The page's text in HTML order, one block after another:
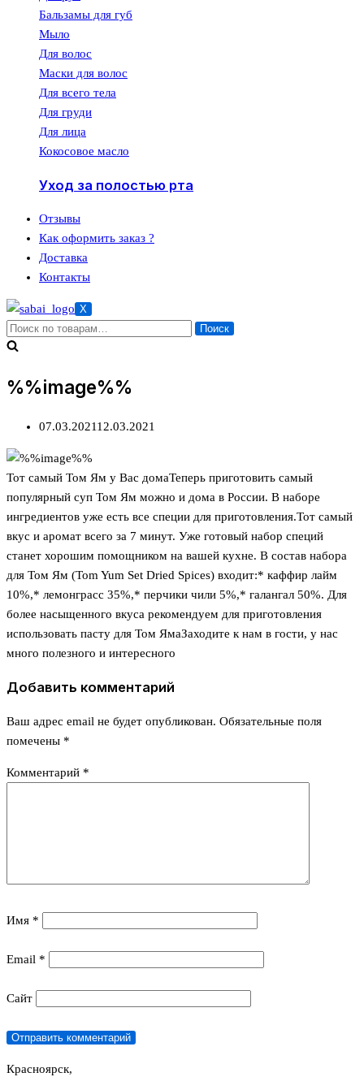
Бальзамы для губ
Мыло
Для волос
Маски для волос
Для всего тела
Для груди
Для лица
Кокосовое масло
Уход за полостью рта
Отзывы
Как оформить заказ ?
Доставка
Контакты
X
Искать: Поиск
%%image%%
07.03.202112.03.2021
Тот самый Том Ям у Вас домаТеперь приготовить самый
популярный суп Том Ям можно и дома в России. В наборе
ингредиентов уже есть все специи для приготовления.Тот самый
вкус и аромат всего за 7 минут. Уже готовый набор специй
станет хорошим помощником на вашей кухне. В состав набора
для Том Ям (Tom Yum Set Dried Spices) входит:* каффир лайм
10%,* лемонграсс 35%,* перчики чили 5%,* галангал 50%. Для
более насыщенного вкуса рекомендуем для приготовления
использовать пасту для Том Яма️Заходите к нам в гости, у нас
много полезного и интересного
Добавить комментарий
Ваш адрес email не будет опубликован. Обязательные поля
помечены *
Комментарий *
Имя *
Email *
Сайт
Красноярск,